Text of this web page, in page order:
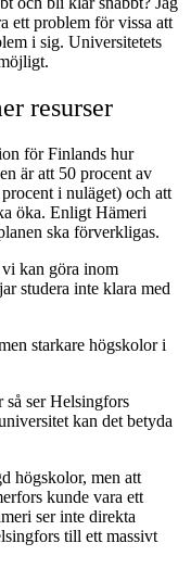
ett problem för vissa att
i sig. Universitetets
resurser
för Finlands hur
är att 50 procent av
i nuläget) och att
öka. Enligt Hämeri
ska förverkligas.
kan göra inom
studera inte klara med
starkare högskolor i
så ser Helsingfors
kan det betyda
högskolor, men att
kunde vara ett
ser inte direkta
till ett massivt